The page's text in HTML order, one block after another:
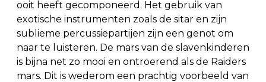
ooit heeft gecomponeerd. Het gebruik van
exotische instrumenten zoals de sitar en zijn
sublieme percussiepartijen zijn een genot om
naar te luisteren. De mars van de slavenkinderen
is bijna net zo mooi en ontroerend als de Raiders
mars. Dit is wederom een prachtig voorbeeld van